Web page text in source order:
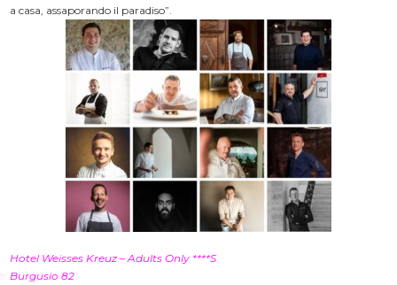
a casa, assaporando il paradiso”.
Hotel Weisses Kreuz – Adults Only ****S
Burgusio 82